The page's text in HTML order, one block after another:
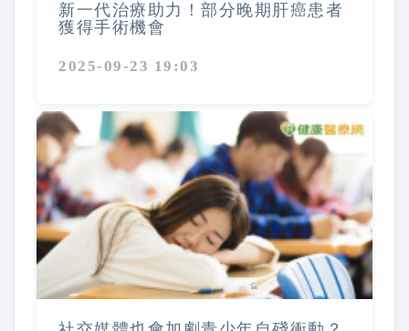
新一代治療助力！部分晚期肝癌患者
獲得手術機會
2025-09-23 19:03